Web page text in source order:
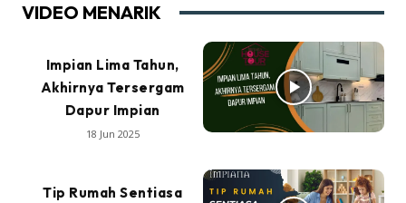
VIDEO MENARIK
Impian Lima Tahun,
Akhirnya Tersergam
Dapur Impian
18 Jun 2025
Tip Rumah Sentiasa